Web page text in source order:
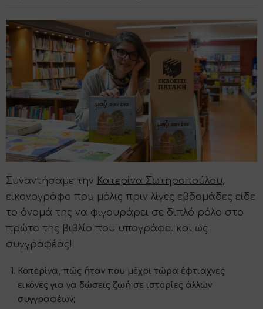
Συναντήσαμε την Κατερίνα Σωτηροπούλου,
εικονογράφο που μόλις πριν λίγες εβδομάδες είδε
το όνομά της να φιγουράρει σε διπλό ρόλο στο
πρώτο της βιβλίο που υπογράφει και ως
συγγραφέας!
Κατερίνα, πώς ήταν που μέχρι τώρα έφτιαχνες
εικόνες για να δώσεις ζωή σε ιστορίες άλλων
συγγραφέων;